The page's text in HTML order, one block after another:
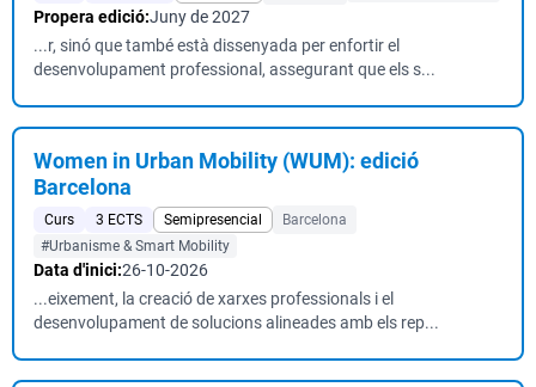
Propera edició:Juny de 2027
...r, sinó que també està dissenyada per enfortir el
desenvolupament professional, assegurant que els s...
Women in Urban Mobility (WUM): edició
Barcelona
Curs 3 ECTS Semipresencial
Barcelona
#Urbanisme & Smart Mobility
Data d'inici:26-10-2026
...eixement, la creació de xarxes professionals i el
desenvolupament de solucions alineades amb els rep...